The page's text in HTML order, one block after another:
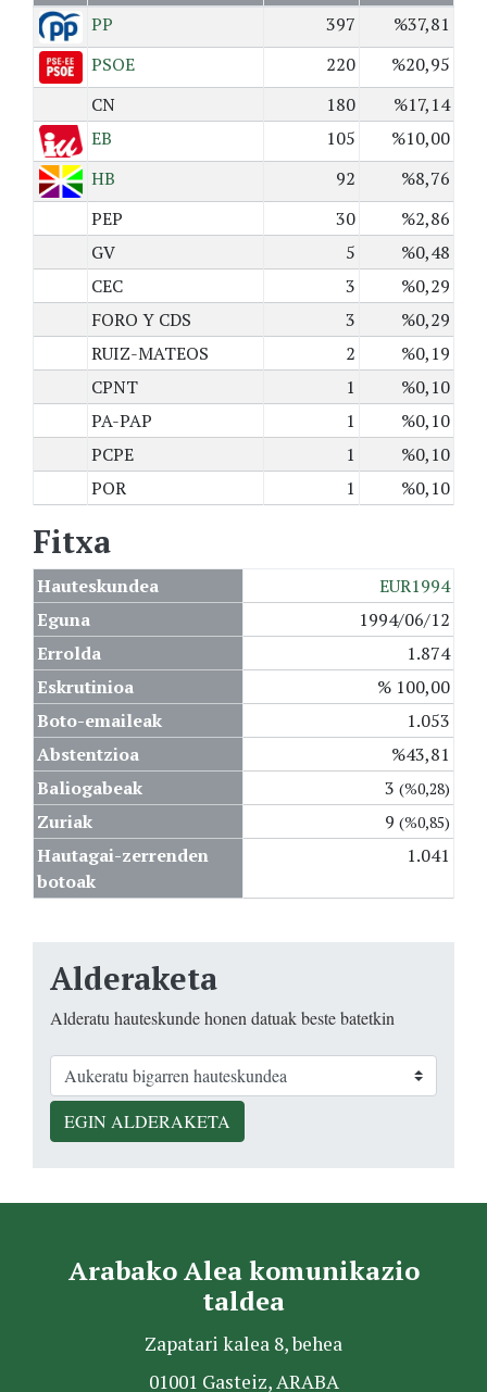
PP
397
%37,81
PSOE
220
%20,95
CN
180
%17,14
EB
105
%10,00
HB
92
%8,76
PEP
30
%2,86
GV
5
%0,48
CEC
3
%0,29
FORO Y CDS
3
%0,29
RUIZ-MATEOS
2
%0,19
CPNT
1
%0,10
PA-PAP
1
%0,10
PCPE
1
%0,10
POR
1 %0,10
Fitxa
Hauteskundea
EUR1994
Eguna
1994/06/12
Errolda
1.874
Eskrutinioa
% 100,00
Boto-emaileak
1.053
Abstentzioa
%43,81
Baliogabeak
3 (%0,28)
Zuriak 9 (%0,85)
Hautagai-zerrenden
botoak
1.041
Alderaketa
Alderatu hauteskunde honen datuak beste batetkin
EGIN ALDERAKETA
Arabako Alea komunikazio
taldea
Zapatari kalea 8, behea
01001 Gasteiz, ARABA